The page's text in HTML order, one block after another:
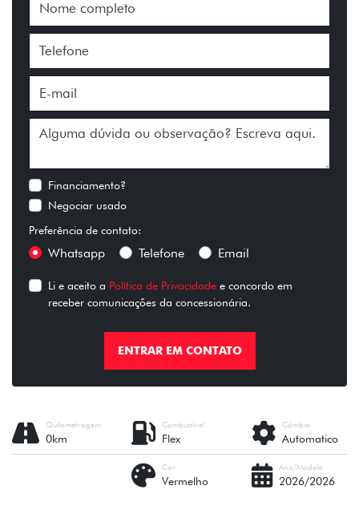
Financiamento?
Negociar usado
Preferência de contato:
Whatsapp Telefone Email
Li e aceito a Política de Privacidade e concordo em
receber comunicações da concessionária.
ENTRAR EM CONTATO
Câmbio
Automatico
Combustível
Flex
Quilometragem
0km
Ano/Modelo
2026/2026
Cor
Vermelho